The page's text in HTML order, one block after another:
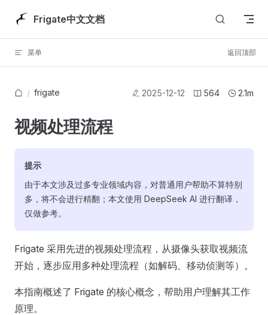
Skip to content
Frigate中文文档
菜单 返回顶部
/ frigate 2025-12-12 564 2.1m
视频处理流程
提示
由于本文涉及过多专业领域内容，对普通用户帮助不算特别
多，将不会进行精翻；本文使用 DeepSeek AI 进行翻译，
仅做参考。
Frigate 采用先进的视频处理流程，从摄像头获取视频流
开始，逐步应用多种处理流程（如解码、移动侦测等）。
本指南概述了 Frigate 的核心概念，帮助用户理解其工作
原理。